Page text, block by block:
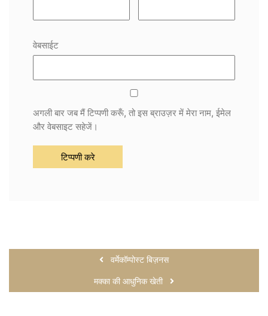
वेबसाईट
अगली बार जब मैं टिप्पणी करूँ, तो इस ब्राउज़र में मेरा नाम, ईमेल
और वेबसाइट सहेजें।
वर्मेकॉम्पोस्ट बिज़नस
मक्का की आधुनिक खेती